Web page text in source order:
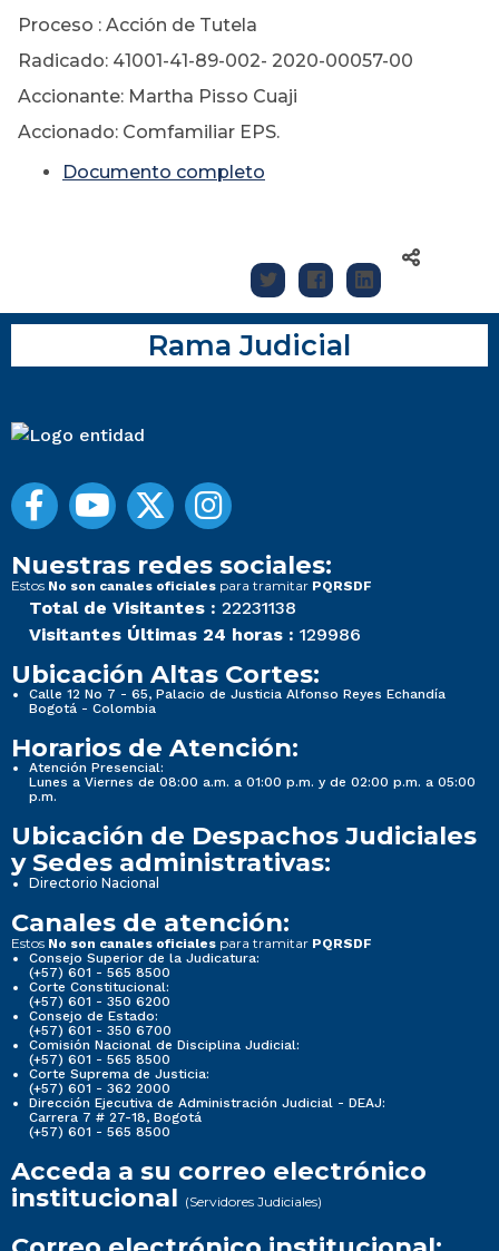
Proceso : Acción de Tutela
Radicado: 41001-41-89-002- 2020-00057-00
Accionante: Martha Pisso Cuaji
Accionado: Comfamiliar EPS.
Documento completo
Rama Judicial
Nuestras redes sociales:
Estos No son canales oficiales para tramitar PQRSDF
Total de Visitantes : 22231138
Visitantes Últimas 24 horas : 129986
Ubicación Altas Cortes:
Calle 12 No 7 - 65, Palacio de Justicia Alfonso Reyes Echandía
Bogotá - Colombia
Horarios de Atención:
Atención Presencial:
Lunes a Viernes de 08:00 a.m. a 01:00 p.m. y de 02:00 p.m. a 05:00
p.m.
Ubicación de Despachos Judiciales
y Sedes administrativas:
Directorio Nacional
Canales de atención:
Estos No son canales oficiales para tramitar PQRSDF
Consejo Superior de la Judicatura:
(+57) 601 - 565 8500
Corte Constitucional:
(+57) 601 - 350 6200
Consejo de Estado:
(+57) 601 - 350 6700
Comisión Nacional de Disciplina Judicial:
(+57) 601 - 565 8500
Corte Suprema de Justicia:
(+57) 601 - 362 2000
Dirección Ejecutiva de Administración Judicial - DEAJ:
Carrera 7 # 27-18, Bogotá
(+57) 601 - 565 8500
Acceda a su correo electrónico
institucional (Servidores Judiciales)